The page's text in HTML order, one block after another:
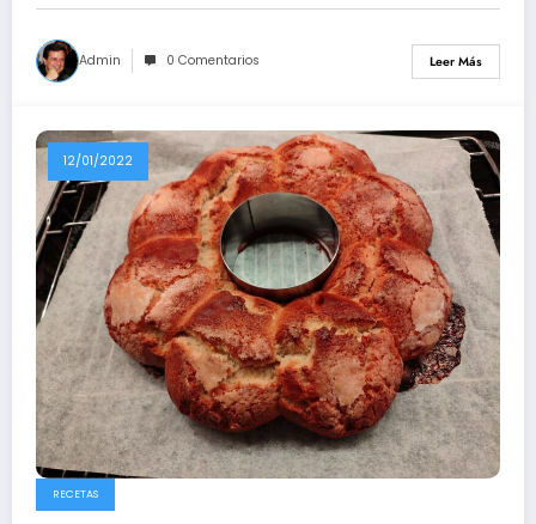
Admin 0 Comentarios Leer Más
12/01/2022
RECETAS